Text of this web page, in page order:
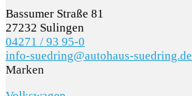
Bassumer Straße 81
27232 Sulingen
04271 / 93 95-0
info-suedring@autohaus-suedring.de
Marken